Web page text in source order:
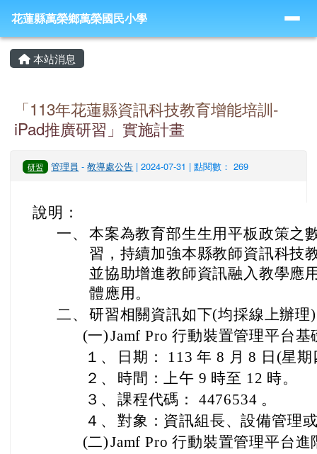
花蓮縣萬榮鄉萬榮國民小學
導覽列
花蓮縣萬榮鄉萬榮國民小學
主內容區域
本站消息
「113年花蓮縣資訊科技教育增能培訓-
iPad推廣研習」實施計畫
研習 管理員 -教導處公告 | 2024-07-31 | 點閱數： 269
說明：
一、 本案為教育部生生用平板政策之
習，持續加強本縣教師資訊科技
並協助增進教師資訊融入教學應
體應用。
二、 研習相關資訊如下(均採線上辦理
(一)Jamf Pro 行動裝置管理平台基
１、
日期： 113 年 8 月 8 日(星
２、
時間：上午 9 時至 12 時。
３、 課程代碼： 4476534 。
４、 對象：資訊組長、設備管理
(二)Jamf Pro 行動裝置管理平台進
頁尾區域